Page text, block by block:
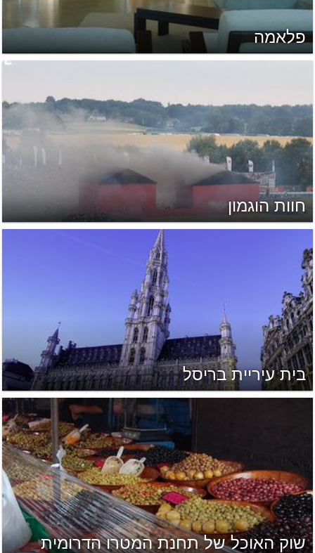
פלאמה
חוות הוגמון
בית עיריית בריסל
שוק האוכל של תחנת המטרו הדרומית